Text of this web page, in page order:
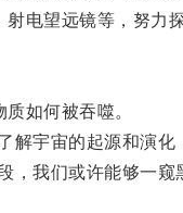
电望远镜等，努力探
如何被吞噬。
宇宙的起源和演化
我们或许能够一窥